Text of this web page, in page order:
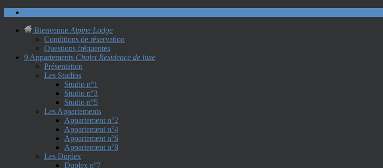
Bienvenue Alpine Lodge
Conditions de réservation
Questions fréquentes
9 Appartements Chalet Residence de luxe
Présentation
Les Studios
Studio n°1
Studio n°3
Studio n°5
Les Appartements
Appartement n°2
Appartement n°4
Appartement n°6
Appartement n°8
Les Duplex
Duplex n°7